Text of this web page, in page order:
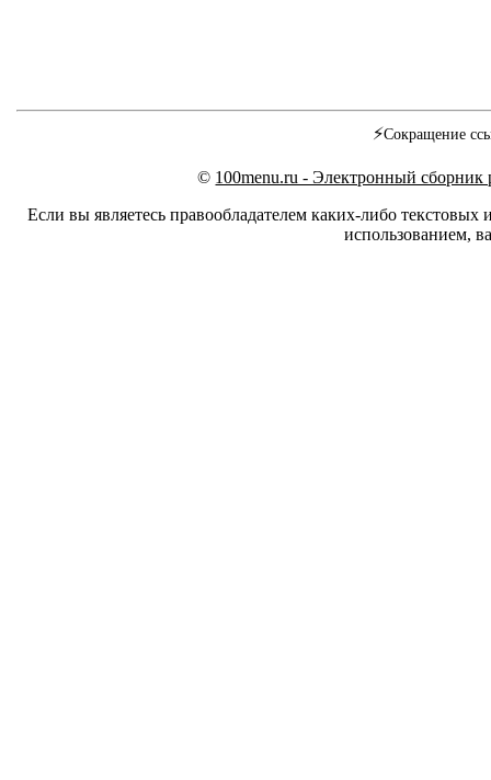
⚡Сокращение
© 100menu.ru - Электронный сборник
Если вы являетесь правообладателем каких-либо
использованием,